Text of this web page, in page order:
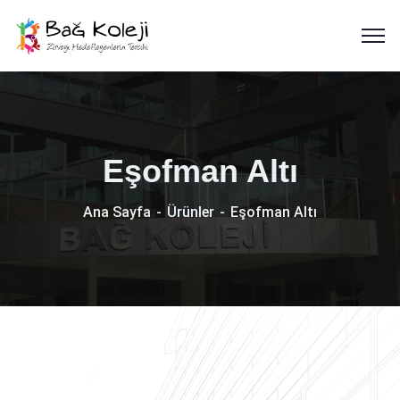
Eşofman Altı
Ana Sayfa Ürünler Eşofman Altı